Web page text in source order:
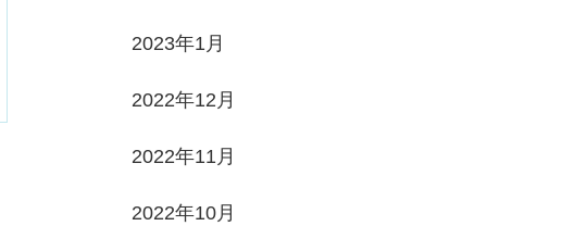
2023年1月
2022年12月
2022年11月
2022年10月